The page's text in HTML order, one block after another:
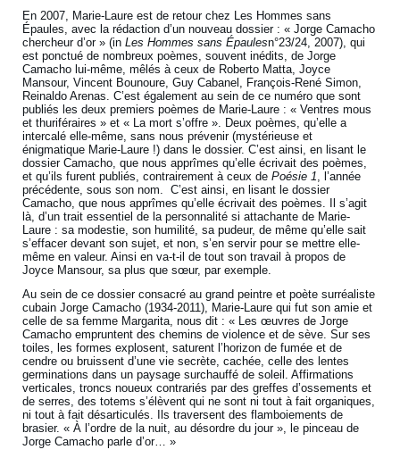
En 2007, Marie-Laure est de retour chez Les Hommes sans
Épaules, avec la rédaction d’un nouveau dossier : « Jorge Camacho
chercheur d’or » (inLes Hommes sans Épaulesn°23/24, 2007), qui
est ponctué de nombreux poèmes, souvent inédits, de Jorge
Camacho lui-même, mêlés à ceux de Roberto Matta, Joyce
Mansour, Vincent Bounoure, Guy Cabanel, François-René Simon,
Reinaldo Arenas. C’est également au sein de ce numéro que sont
publiés les deux premiers poèmes de Marie-Laure : « Ventres mous
et thuriféraires » et « La mort s’offre ». Deux poèmes, qu’elle a
intercalé elle-même, sans nous prévenir (mystérieuse et
énigmatique Marie-Laure !) dans le dossier. C’est ainsi, en lisant le
dossier Camacho, que nous apprîmes qu’elle écrivait des poèmes,
et qu’ils furent publiés, contrairement à ceux dePoésie 1, l’année
précédente, sous son nom. C’est ainsi, en lisant le dossier
Camacho, que nous apprîmes qu’elle écrivait des poèmes. Il s’agit
là, d’un trait essentiel de la personnalité si attachante de Marie-
Laure : sa modestie, son humilité, sa pudeur, de même qu’elle sait
s’effacer devant son sujet, et non, s’en servir pour se mettre elle-
même en valeur. Ainsi en va-t-il de tout son travail à propos de
Joyce Mansour, sa plus que sœur, par exemple.
Au sein de ce dossier consacré au grand peintre et poète surréaliste
cubain Jorge Camacho (1934-2011), Marie-Laure qui fut son amie et
celle de sa femme Margarita, nous dit : « Les œuvres de Jorge
Camacho empruntent des chemins de violence et de sève. Sur ses
toiles, les formes explosent, saturent l’horizon de fumée et de
cendre ou bruissent d’une vie secrète, cachée, celle des lentes
germinations dans un paysage surchauffé de soleil. Affirmations
verticales, troncs noueux contrariés par des greffes d’ossements et
de serres, des totems s’élèvent qui ne sont ni tout à fait organiques,
ni tout à fait désarticulés. Ils traversent des flamboiements de
brasier. « À l’ordre de la nuit, au désordre du jour », le pinceau de
Jorge Camacho parle d’or… »